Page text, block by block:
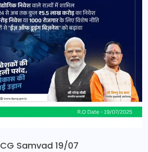
CG Samvad 19/07